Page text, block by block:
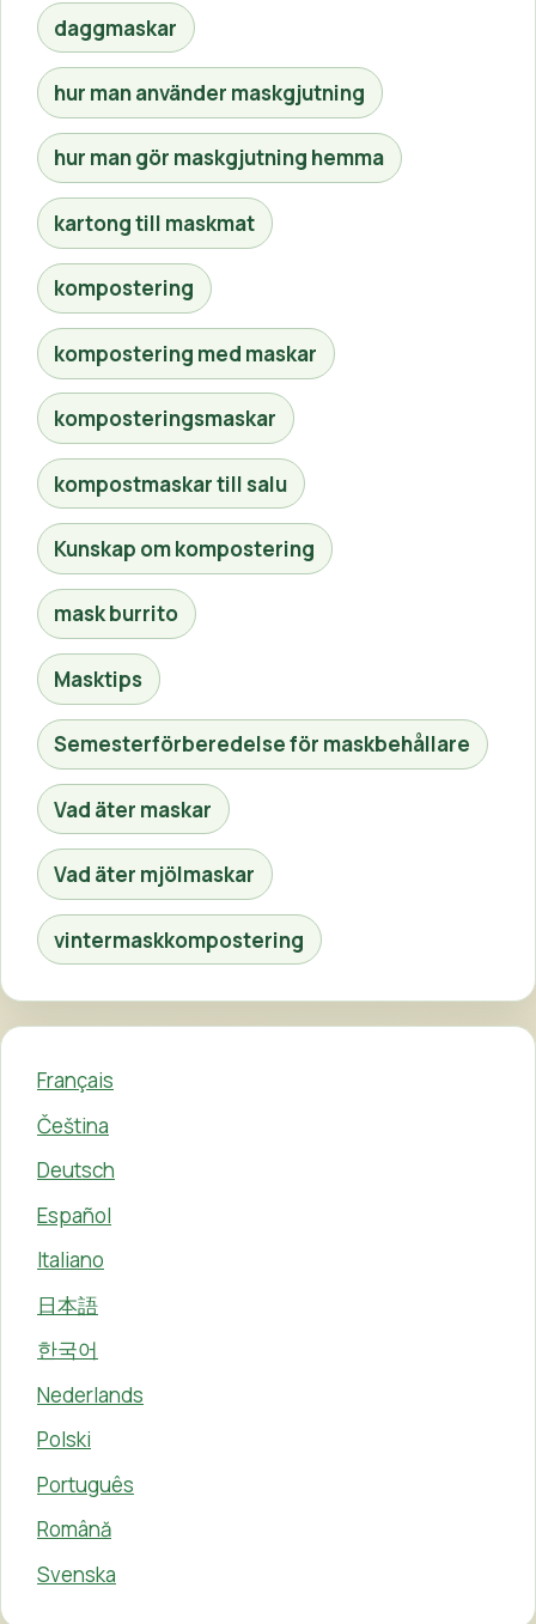
daggmaskar
hur man använder maskgjutning
hur man gör maskgjutning hemma
kartong till maskmat
kompostering
kompostering med maskar
komposteringsmaskar
kompostmaskar till salu
Kunskap om kompostering
mask burrito
Masktips
Semesterförberedelse för maskbehållare
Vad äter maskar
Vad äter mjölmaskar
vintermaskkompostering
Français
Čeština
Deutsch
Español
Italiano
日本語
한국어
Nederlands
Polski
Português
Română
Svenska